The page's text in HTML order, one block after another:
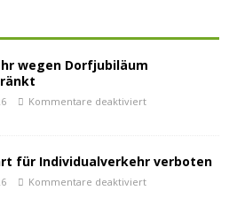
wegen Dorfjubiläum
Kommentare deaktiviert
für Individualverkehr verboten
Kommentare deaktiviert